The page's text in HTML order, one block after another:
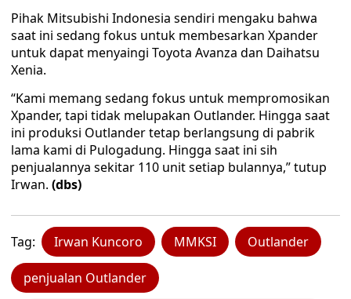
Pihak Mitsubishi Indonesia sendiri mengaku bahwa
saat ini sedang fokus untuk membesarkan Xpander
untuk dapat menyaingi Toyota Avanza dan Daihatsu
Xenia.
“Kami memang sedang fokus untuk mempromosikan
Xpander, tapi tidak melupakan Outlander. Hingga saat
ini produksi Outlander tetap berlangsung di pabrik
lama kami di Pulogadung. Hingga saat ini sih
penjualannya sekitar 110 unit setiap bulannya,” tutup
Irwan. (dbs)
Tag: Irwan Kuncoro MMKSI Outlander
penjualan Outlander